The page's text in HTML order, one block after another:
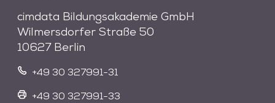
cimdata Bildungsakademie GmbH
Wilmersdorfer Straße 50
10627 Berlin
+49 30 327991-31
+49 30 327991-33